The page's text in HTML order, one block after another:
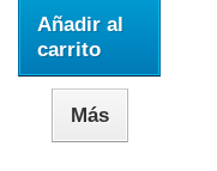
Añadir al
carrito
Más